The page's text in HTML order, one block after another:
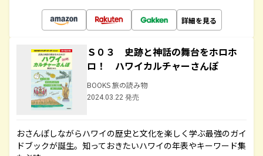
詳細を見る
Ｓ０３ 史跡と神話の舞台をホロホ
ロ！ ハワイカルチャーさんぽ
BOOKS 旅の読み物
2024.03.22 発売
おさんぽしながらハワイの歴史と文化を楽しく学ぶ最強のガイ
ドブックが誕生。知っておきたいハワイの年表やキーワード集